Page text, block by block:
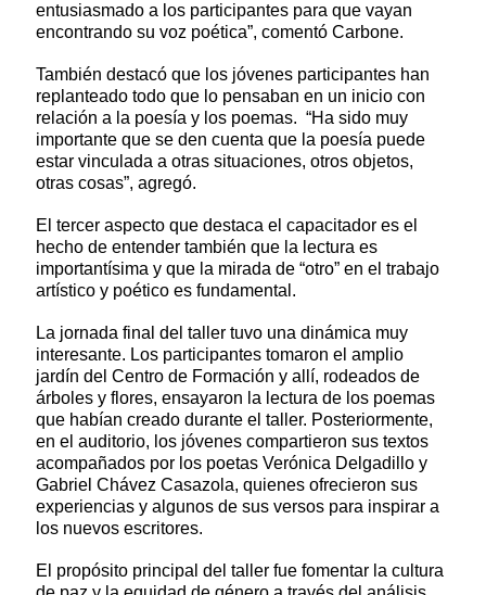
entusiasmado a los participantes para que vayan
encontrando su voz poética”, comentó Carbone.
También destacó que los jóvenes participantes han
replanteado todo que lo pensaban en un inicio con
relación a la poesía y los poemas. “Ha sido muy
importante que se den cuenta que la poesía puede
estar vinculada a otras situaciones, otros objetos,
otras cosas”, agregó.
El tercer aspecto que destaca el capacitador es el
hecho de entender también que la lectura es
importantísima y que la mirada de “otro” en el trabajo
artístico y poético es fundamental.
La jornada final del taller tuvo una dinámica muy
interesante. Los participantes tomaron el amplio
jardín del Centro de Formación y allí, rodeados de
árboles y flores, ensayaron la lectura de los poemas
que habían creado durante el taller. Posteriormente,
en el auditorio, los jóvenes compartieron sus textos
acompañados por los poetas Verónica Delgadillo y
Gabriel Chávez Casazola, quienes ofrecieron sus
experiencias y algunos de sus versos para inspirar a
los nuevos escritores.
El propósito principal del taller fue fomentar la cultura